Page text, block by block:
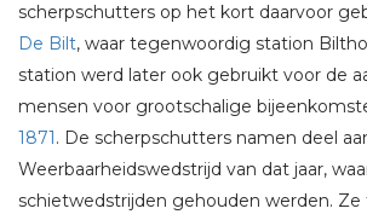
scherpschutters op het kort daarvoor
De Bilt, waar tegenwoordig station
station werd later ook gebruikt voor de
mensen voor grootschalige
1871. De scherpschutters namen deel
Weerbaarheidswedstrijd van dat jaar,
schietwedstrijden gehouden werden. Ze